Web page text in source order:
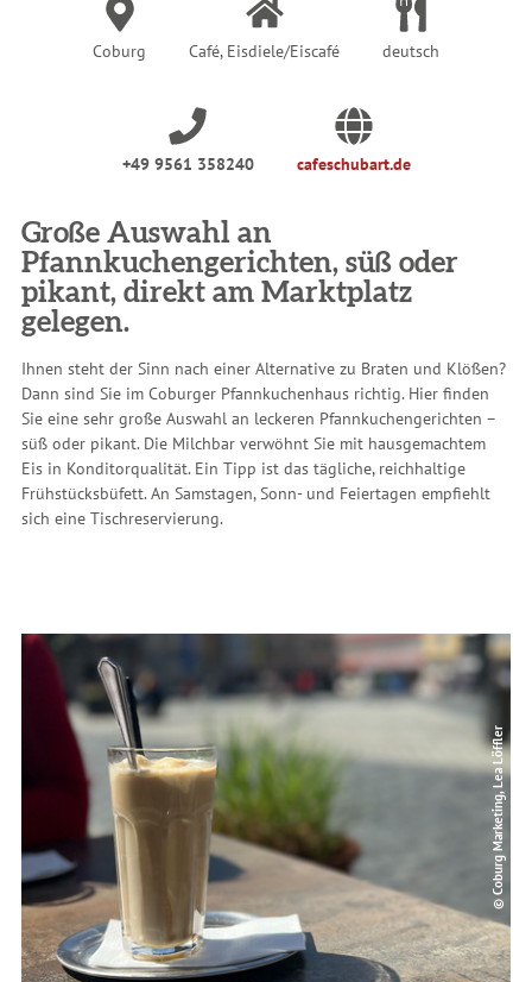
Coburg Café, Eisdiele/Eiscafé deutsch
+49 9561 358240 cafeschubart.de
Große Auswahl an
Pfannkuchengerichten, süß oder
pikant, direkt am Marktplatz
gelegen.
Ihnen steht der Sinn nach einer Alternative zu Braten und Klößen?
Dann sind Sie im Coburger Pfannkuchenhaus richtig. Hier finden
Sie eine sehr große Auswahl an leckeren Pfannkuchengerichten –
süß oder pikant. Die Milchbar verwöhnt Sie mit hausgemachtem
Eis in Konditorqualität. Ein Tipp ist das tägliche, reichhaltige
Frühstücksbüfett. An Samstagen, Sonn- und Feiertagen empfiehlt
sich eine Tischreservierung.
© Coburg Marketing, Lea Löffler